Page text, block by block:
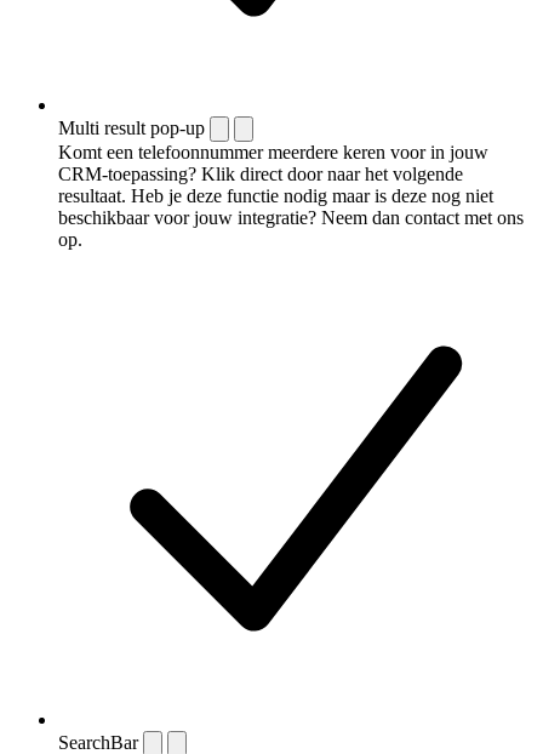
Multi result pop-up
Komt een telefoonnummer meerdere keren voor in jouw
CRM-toepassing? Klik direct door naar het volgende
resultaat. Heb je deze functie nodig maar is deze nog niet
beschikbaar voor jouw integratie? Neem dan contact met ons
op.
SearchBar